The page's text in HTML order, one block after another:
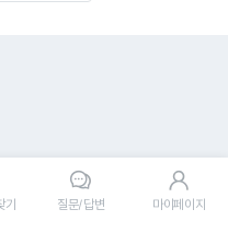
기 질문/답변 마이페이지